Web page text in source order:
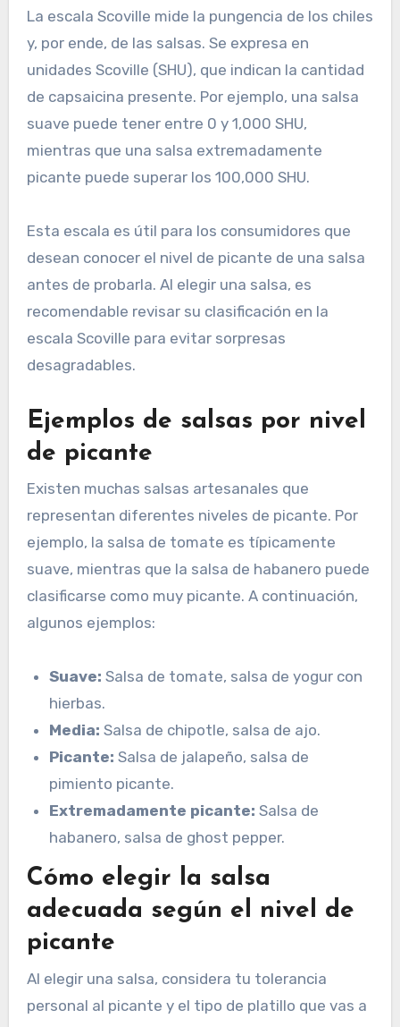
La escala Scoville mide la pungencia de los chiles
y, por ende, de las salsas. Se expresa en
unidades Scoville (SHU), que indican la cantidad
de capsaicina presente. Por ejemplo, una salsa
suave puede tener entre 0 y 1,000 SHU,
mientras que una salsa extremadamente
picante puede superar los 100,000 SHU.
Esta escala es útil para los consumidores que
desean conocer el nivel de picante de una salsa
antes de probarla. Al elegir una salsa, es
recomendable revisar su clasificación en la
escala Scoville para evitar sorpresas
desagradables.
Ejemplos de salsas por nivel
de picante
Existen muchas salsas artesanales que
representan diferentes niveles de picante. Por
ejemplo, la salsa de tomate es típicamente
suave, mientras que la salsa de habanero puede
clasificarse como muy picante. A continuación,
algunos ejemplos:
Suave: Salsa de tomate, salsa de yogur con
hierbas.
Media: Salsa de chipotle, salsa de ajo.
Picante: Salsa de jalapeño, salsa de
pimiento picante.
Extremadamente picante: Salsa de
habanero, salsa de ghost pepper.
Cómo elegir la salsa
adecuada según el nivel de
picante
Al elegir una salsa, considera tu tolerancia
personal al picante y el tipo de platillo que vas a